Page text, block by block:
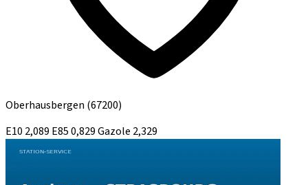
Oberhausbergen (67200)
E10 2,089 E850,829Gazole 2,329